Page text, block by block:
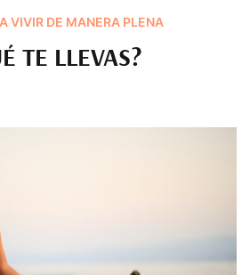
VIVIR DE MANERA PLENA
TE LLEVAS?